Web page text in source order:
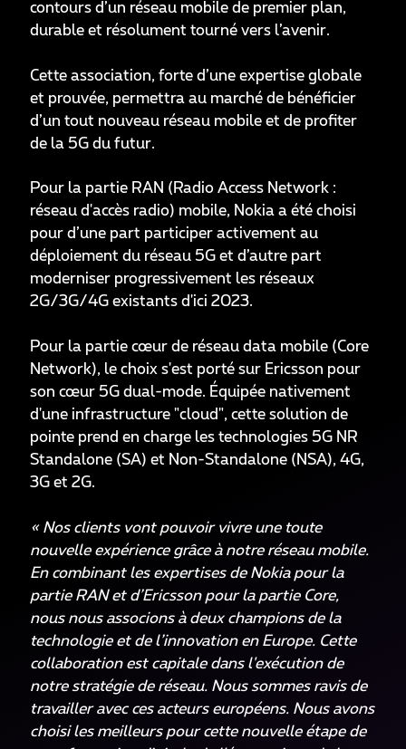
contours d’un réseau mobile de premier plan,
durable et résolument tourné vers l’avenir.
Cette association, forte d’une expertise globale
et prouvée, permettra au marché de bénéficier
d’un tout nouveau réseau mobile et de profiter
de la 5G du futur.
Pour la partie RAN (Radio Access Network :
réseau d'accès radio) mobile, Nokia a été choisi
pour d’une part participer activement au
déploiement du réseau 5G et d’autre part
moderniser progressivement les réseaux
2G/3G/4G existants d'ici 2023.
Pour la partie cœur de réseau data mobile (Core
Network), le choix s'est porté sur Ericsson pour
son cœur 5G dual-mode. Équipée nativement
d'une infrastructure "cloud", cette solution de
pointe prend en charge les technologies 5G NR
Standalone (SA) et Non-Standalone (NSA), 4G,
3G et 2G.
« Nos clients vont pouvoir vivre une toute
nouvelle expérience grâce à notre réseau mobile.
En combinant les expertises de Nokia pour la
partie RAN et d’Ericsson pour la partie Core,
nous nous associons à deux champions de la
technologie et de l’innovation en Europe. Cette
collaboration est capitale dans l'exécution de
notre stratégie de réseau. Nous sommes ravis de
travailler avec ces acteurs européens. Nous avons
choisi les meilleurs pour cette nouvelle étape de